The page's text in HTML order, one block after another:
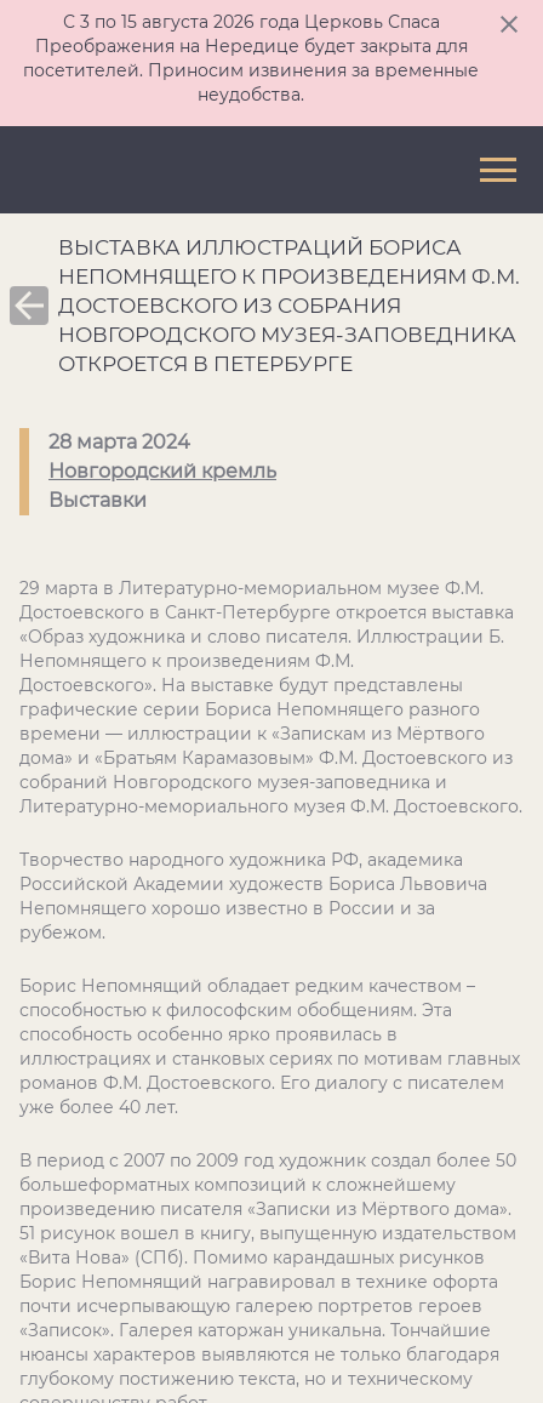
С 3 по 15 августа 2026 года Церковь Спаса
Преображения на Нередице будет закрыта для
посетителей. Приносим извинения за временные
неудобства.
ВЫСТАВКА ИЛЛЮСТРАЦИЙ БОРИСА
НЕПОМНЯЩЕГО К ПРОИЗВЕДЕНИЯМ Ф.М.
ДОСТОЕВСКОГО ИЗ СОБРАНИЯ
НОВГОРОДСКОГО МУЗЕЯ-ЗАПОВЕДНИКА
ОТКРОЕТСЯ В ПЕТЕРБУРГЕ
28 марта 2024
Новгородский кремль
Выставки
29 марта в Литературно-мемориальном музее Ф.М.
Достоевского в Санкт-Петербурге откроется выставка
«Образ художника и слово писателя. Иллюстрации Б.
Непомнящего к произведениям Ф.М.
Достоевского». На выставке будут представлены
графические серии Бориса Непомнящего разного
времени — иллюстрации к «Запискам из Мёртвого
дома» и «Братьям Карамазовым» Ф.М. Достоевского из
собраний Новгородского музея-заповедника и
Литературно-мемориального музея Ф.М. Достоевского.
Творчество народного художника РФ, академика
Российской Академии художеств Бориса Львовича
Непомнящего хорошо известно в России и за
рубежом.
Борис Непомнящий обладает редким качеством –
способностью к философским обобщениям. Эта
способность особенно ярко проявилась в
иллюстрациях и станковых сериях по мотивам главных
романов Ф.М. Достоевского. Его диалогу с писателем
уже более 40 лет.
В период с 2007 по 2009 год художник создал более 50
большеформатных композиций к сложнейшему
произведению писателя «Записки из Мёртвого дома».
51 рисунок вошел в книгу, выпущенную издательством
«Вита Нова» (СПб). Помимо карандашных рисунков
Борис Непомнящий награвировал в технике офорта
почти исчерпывающую галерею портретов героев
«Записок». Галерея каторжан уникальна. Тончайшие
нюансы характеров выявляются не только благодаря
глубокому постижению текста, но и техническому